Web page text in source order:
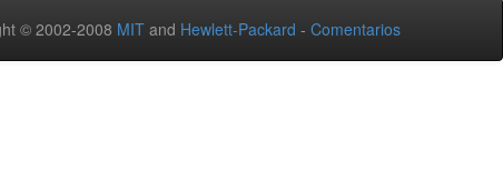
© 2002-2008 MIT and Hewlett-Packard - Comentarios